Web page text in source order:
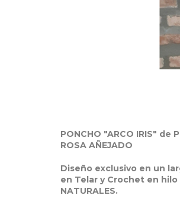
PONCHO "ARCO IRIS"
ROSA AÑEJADO
Diseño exclusivo en un
en Telar y Crochet en
NATURALES.